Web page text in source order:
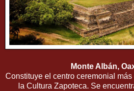
Monte Albán,
Constituye el centro ceremonial
la Cultura Zapoteca. Se